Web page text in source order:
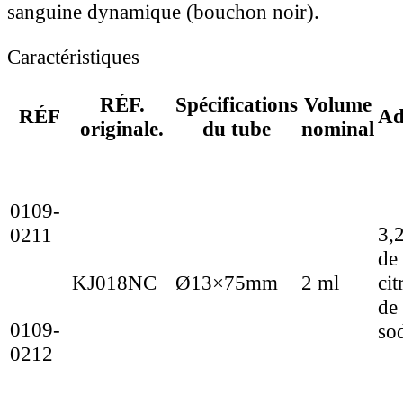
sanguine dynamique (bouchon noir).
Caractéristiques
RÉF
RÉF.
originale.
Spécifications
du tube
Volume
nominal
0109-
0211
KJ018NC Ø13×75mm 2 ml
de
de
0109-
0212